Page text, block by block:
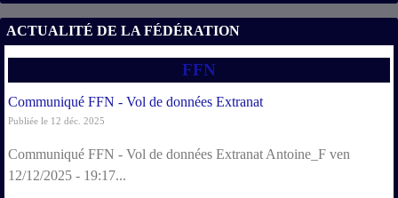
ACTUALITÉ DE LA FÉDÉRATION
FFN
Communiqué FFN - Vol de données Extranat
Publiée le 12 déc. 2025
Communiqué FFN - Vol de données Extranat Antoine_F ven
12/12/2025 - 19:17...